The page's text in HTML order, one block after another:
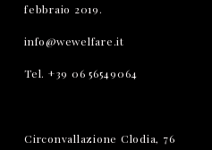
febbraio 2019.
info@wewelfare.it
Tel. +39 06 56549064
Circonvallazione Clodia, 76